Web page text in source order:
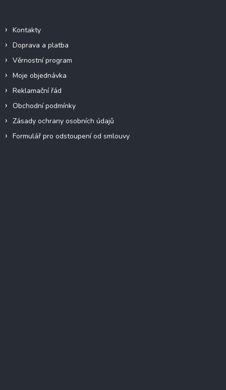
Kontakty
Doprava a platba
Věrnostní program
Moje objednávka
Reklamační řád
Obchodní podmínky
Zásady ochrany osobních údajů
Formulář pro odstoupení od smlouvy